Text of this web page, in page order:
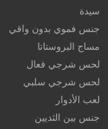
سيدة
جنس فموي بدون واقي
مساج البروستاتا
لحس شرجي فعال
لحس شرجي سلبي
لعب الأدوار
جنس بين الثديين